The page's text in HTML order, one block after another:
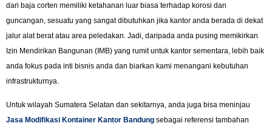
dari baja corten memiliki ketahanan luar biasa terhadap korosi dan
guncangan, sesuatu yang sangat dibutuhkan jika kantor anda berada di dekat
jalur alat berat atau area peledakan. Jadi, daripada anda pusing memikirkan
Izin Mendirikan Bangunan (IMB) yang rumit untuk kantor sementara, lebih baik
anda fokus pada inti bisnis anda dan biarkan kami menangani kebutuhan
infrastrukturnya.
Untuk wilayah Sumatera Selatan dan sekitarnya, anda juga bisa meninjau
Jasa Modifikasi Kontainer Kantor Bandung sebagai referensi tambahan